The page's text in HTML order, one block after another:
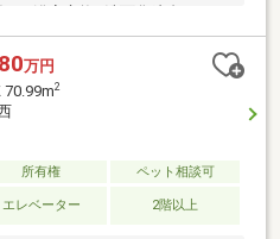
）■浴室交換■洗面化粧台パネル
ビングにシーリングライト新設
表替え■玄関フロアタイル交換■
ング張替え■ピクトレール新設
東の角部屋のため、日当たり風
コニー（25.10㎡）■浴室暖房
標準設備
万円
70.99m2
所有権
ペット相談可
エレベーター 2階以上